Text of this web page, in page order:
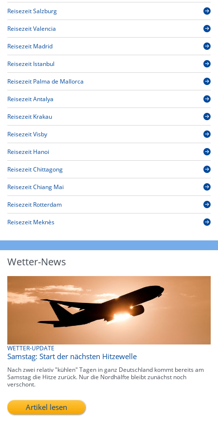
Reisezeit Salzburg
Reisezeit Valencia
Reisezeit Madrid
Reisezeit Istanbul
Reisezeit Palma de Mallorca
Reisezeit Antalya
Reisezeit Krakau
Reisezeit Visby
Reisezeit Hanoi
Reisezeit Chittagong
Reisezeit Chiang Mai
Reisezeit Rotterdam
Reisezeit Meknès
Wetter-News
WETTER-UPDATE
Samstag: Start der nächsten Hitzewelle
Nach zwei relativ "kühlen" Tagen in ganz Deutschland kommt bereits am
Samstag die Hitze zurück. Nur die Nordhälfte bleibt zunächst noch
verschont.
Artikel lesen